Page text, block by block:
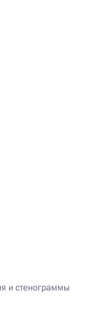
и стенограммы